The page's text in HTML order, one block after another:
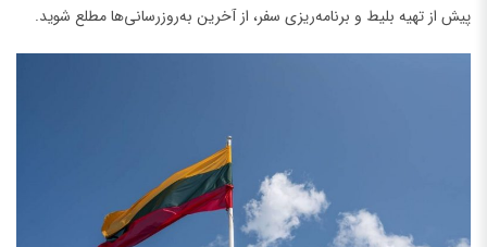
پیش از تهیه بلیط و برنامه‌ریزی سفر، از آخرین به‌روزرسانی‌ها مطلع شوید.